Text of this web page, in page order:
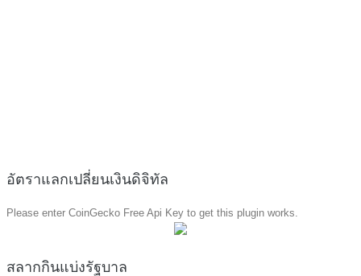
อัตราแลกเปลี่ยนเงินดิจิทัล
Please enter CoinGecko Free Api Key to get this plugin works.
สลากกินแบ่งรัฐบาล